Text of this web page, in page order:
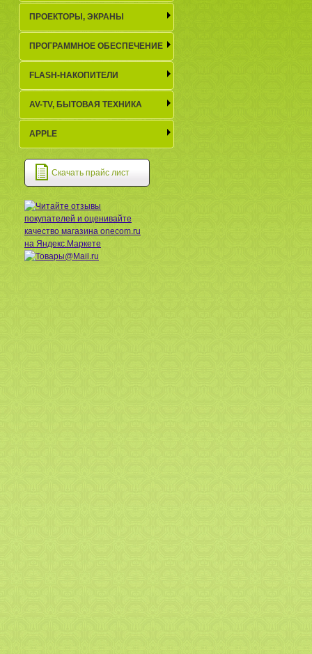
ПРОЕКТОРЫ, ЭКРАНЫ
ПРОГРАММНОЕ ОБЕСПЕЧЕНИЕ
FLASH-НАКОПИТЕЛИ
AV-TV, БЫТОВАЯ ТЕХНИКА
APPLE
Скачать прайс лист